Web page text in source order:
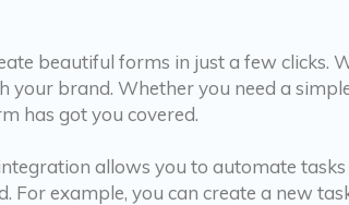
beautiful forms in just a few clicks.
brand. Whether you need a
has got you covered.
allows you to automate
example, you can create a new